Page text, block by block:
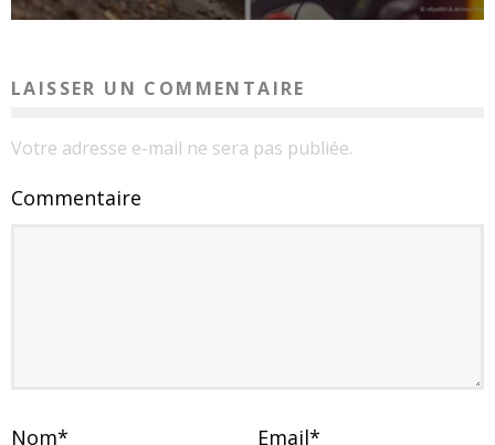
LAISSER UN COMMENTAIRE
Votre adresse e-mail ne sera pas publiée.
Commentaire
Nom* Email*